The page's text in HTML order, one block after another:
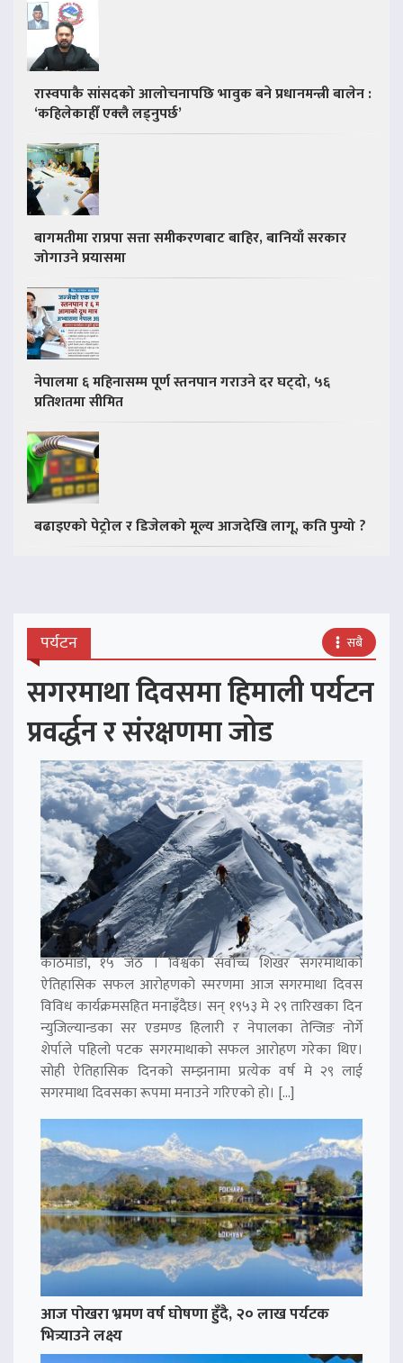
रास्वपाकै सांसदको आलोचनापछि भावुक बने प्रधानमन्त्री बालेन :
‘कहिलेकाहीँ एक्लै लड्नुपर्छ’
बागमतीमा राप्रपा सत्ता समीकरणबाट बाहिर, बानियाँ सरकार
जोगाउने प्रयासमा
नेपालमा ६ महिनासम्म पूर्ण स्तनपान गराउने दर घट्दो, ५६
प्रतिशतमा सीमित
बढाइएको पेट्रोल र डिजेलको मूल्य आजदेखि लागू, कति पुग्यो ?
पर्यटन सबै
सगरमाथा दिवसमा हिमाली पर्यटन
प्रवर्द्धन र संरक्षणमा जोड
काठमाडौं, १५ जेठ । विश्वको सर्वोच्च शिखर सगरमाथाको
ऐतिहासिक सफल आरोहणको स्मरणमा आज सगरमाथा दिवस
विविध कार्यक्रमसहित मनाइँदैछ। सन् १९५३ मे २९ तारिखका दिन
न्युजिल्यान्डका सर एडमण्ड हिलारी र नेपालका तेन्जिङ नोर्गे
शेर्पाले पहिलो पटक सगरमाथाको सफल आरोहण गरेका थिए।
सोही ऐतिहासिक दिनको सम्झनामा प्रत्येक वर्ष मे २९ लाई
सगरमाथा दिवसका रूपमा मनाउने गरिएको हो। […]
आज पोखरा भ्रमण वर्ष घोषणा हुँदै, २० लाख पर्यटक
भित्र्याउने लक्ष्य